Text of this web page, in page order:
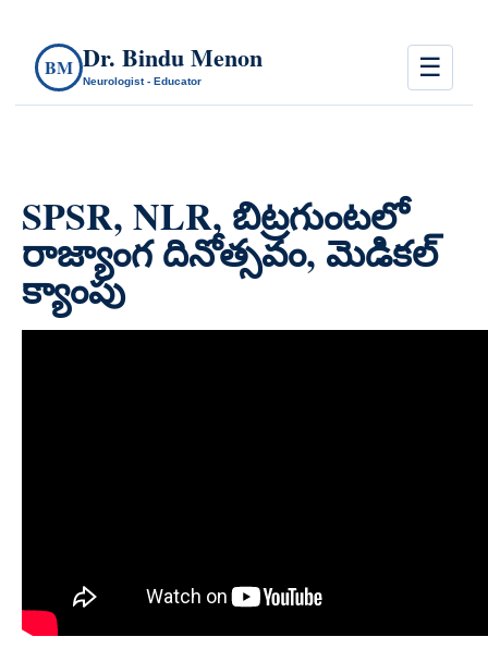
BM Dr. Bindu Menon
Neurologist - Educator ☰
SPSR, NLR, బిట్రగుంటలో
రాజ్యాంగ దినోత్సవం, మెడికల్
క్యాంపు